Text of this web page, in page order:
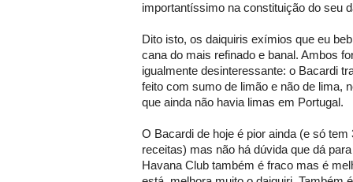
importantíssimo na constituição do seu
Dito isto, os daiquiris exímios que eu
cana do mais refinado e banal. Ambos
igualmente desinteressante: o Bacardi
feito com sumo de limão e não de lima,
que ainda não havia limas em Portugal.
O Bacardi de hoje é pior ainda (e só
receitas) mas não há dúvida que dá
Havana Club também é fraco mas é